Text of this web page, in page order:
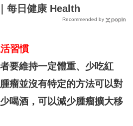
每日健康 Health
Recommended by
習慣
要維持一定體重、少吃紅
瘤並沒有特定的方法可以對
喝酒，可以減少腫瘤擴大移